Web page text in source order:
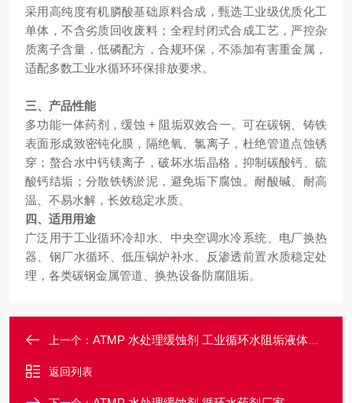
采用高纯度有机膦酸基础原料合成，甄选工业级优质化工
单体，不含劣质回收废料；全程封闭式合成工艺，严控杂
质离子含量，低磷配方，合规环保，不添加有害重金属，
适配多数工业水循环环保排放要求。
三、产品性能
多功能一体药剂，缓蚀 + 阻垢双效合一。可在碳钢、铸铁
表面形成致密钝化膜，隔绝氧、氯离子，杜绝管道点蚀锈
穿；螯合水中钙镁离子，破坏水垢晶格，抑制碳酸钙、硫
酸钙结垢；分散铁锈淤泥，避免垢下腐蚀。耐酸碱、耐高
温、不易水解，长效稳定水质。
四、适用用途
广泛用于工业循环冷却水、中央空调水冷系统、电厂换热
器、钢厂水循环、低压锅炉补水、反渗透前置水质稳定处
理，各类碳钢金属管道、换热设备防腐阻垢。
上一个： ATMP 水处理缓蚀剂 工业循环水阻垢液体现货
返回列表